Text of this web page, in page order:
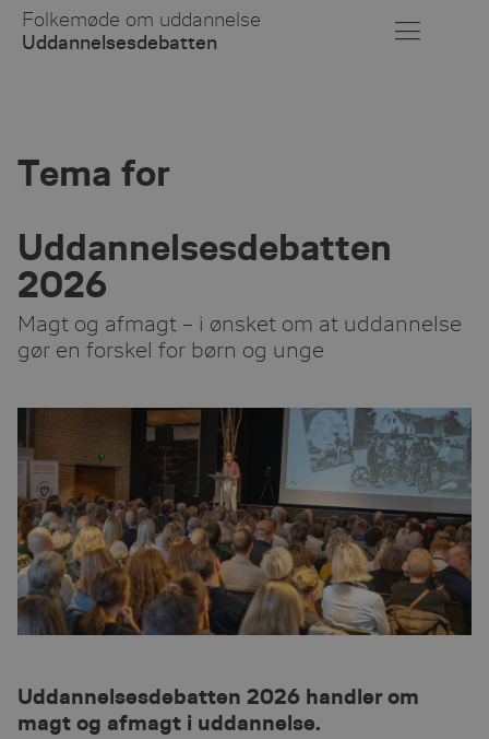
Skip
Main
Folkemøde om uddannelse
Uddannelsesdebatten
Tema for
Uddannelsesdebatten
2026
Magt og afmagt – i ønsket om at uddannelse
gør en forskel for børn og unge
Uddannelsesdebatten 2026 handler om
magt og afmagt i uddannelse.